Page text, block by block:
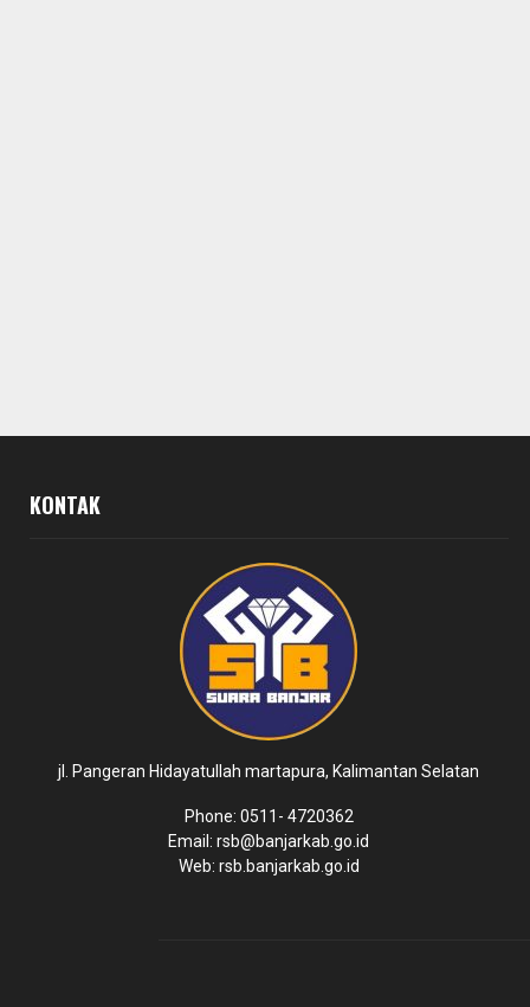
KONTAK
jl. Pangeran Hidayatullah martapura, Kalimantan Selatan
Phone: 0511- 4720362
Email: rsb@banjarkab.go.id
Web: rsb.banjarkab.go.id